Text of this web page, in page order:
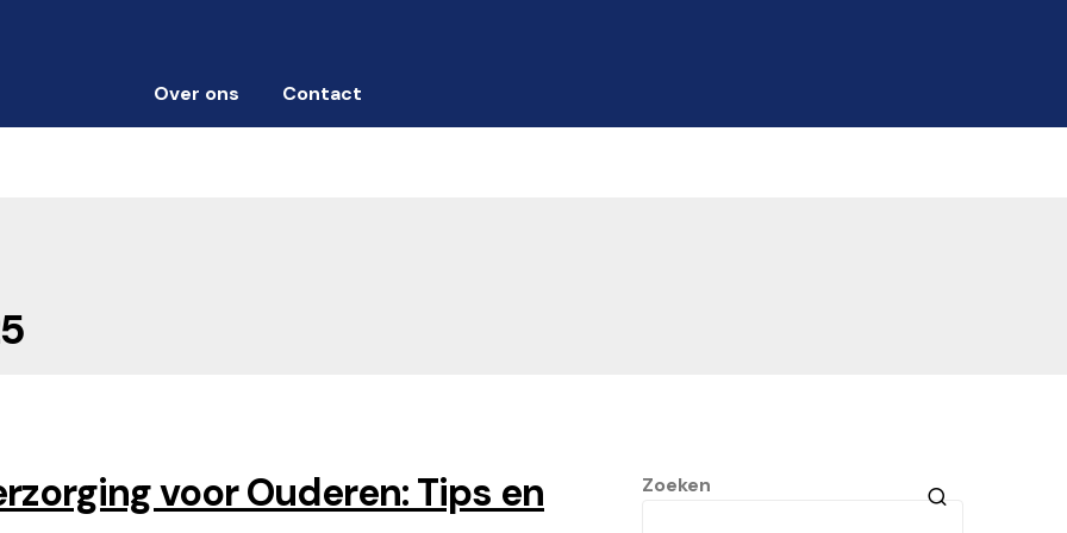
Over ons Contact
voor Ouderen: Tips en
Zoeken